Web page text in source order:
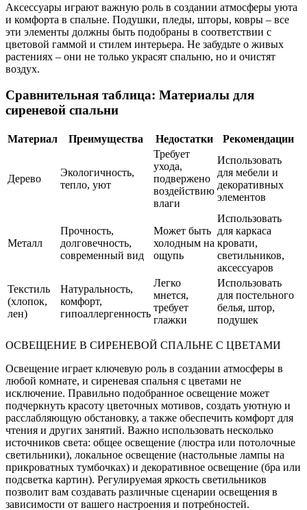
Аксессуары играют важную роль в создании атмосферы уюта
и комфорта в спальне. Подушки, пледы, шторы, ковры – все
эти элементы должны быть подобраны в соответствии с
цветовой гаммой и стилем интерьера. Не забудьте о живых
растениях – они не только украсят спальню, но и очистят
воздух.
Сравнительная таблица: Материалы для
сиреневой спальни
Материал Преимущества Недостатки Рекомендации
Дерево
Экологичность,
тепло, уют
Требует
ухода,
подвержено
воздействию
влаги
Использовать
для мебели и
декоративных
элементов
Металл
Прочность,
долговечность,
современный вид
Может быть
холодным на
ощупь
Использовать
для каркаса
кровати,
светильников,
аксессуаров
Текстиль
(хлопок,
лен)
Натуральность,
комфорт,
гипоаллергенность
Легко
мнется,
требует
глажки
Использовать
для постельного
белья, штор,
подушек
ОСВЕЩЕНИЕ В СИРЕНЕВОЙ СПАЛЬНЕ С ЦВЕТАМИ
Освещение играет ключевую роль в создании атмосферы в
любой комнате, и сиреневая спальня с цветами не
исключение. Правильно подобранное освещение может
подчеркнуть красоту цветочных мотивов, создать уютную и
расслабляющую обстановку, а также обеспечить комфорт для
чтения и других занятий. Важно использовать несколько
источников света: общее освещение (люстра или потолочные
светильники), локальное освещение (настольные лампы на
прикроватных тумбочках) и декоративное освещение (бра или
подсветка картин). Регулируемая яркость светильников
позволит вам создавать различные сценарии освещения в
зависимости от вашего настроения и потребностей.